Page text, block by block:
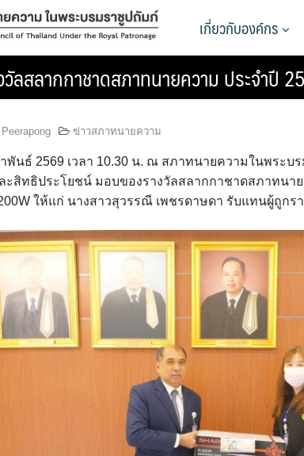
เกี่ยวกับองค์กร
ลสลากกาชาดสภาทนายความ ประจำปี
Peerapong ข่าวสภาทนายความ
พันธ์ 2569 เวลา 10.30 น. ณ สภาทนายความในพระ
ะสิทธิประโยชน์ มอบของรางวัลสลากกาชาดสภาทนาย
ให้แก่ นางสาวสุวรรณี เพชรดาษดา รับแทนผู้ถูกร